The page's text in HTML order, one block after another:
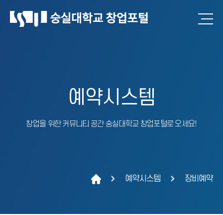
예약시스템
창업을 위한 커뮤니티 공간 숭실대학교 창업포털로 오세요!
예약시스템 장비예약